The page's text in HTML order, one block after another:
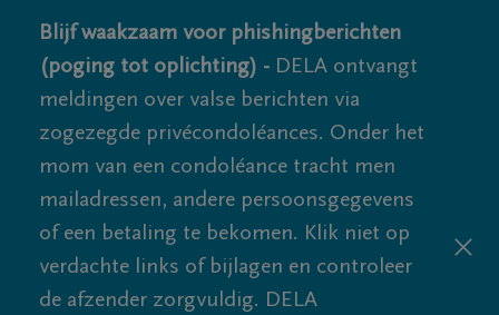
Blijf waakzaam voor phishingberichten
(poging tot oplichting) - DELA ontvangt
meldingen over valse berichten via
zogezegde privécondoléances. Onder het
mom van een condoléance tracht men
mailadressen, andere persoonsgegevens
of een betaling te bekomen. Klik niet op
verdachte links of bijlagen en controleer
de afzender zorgvuldig. DELA